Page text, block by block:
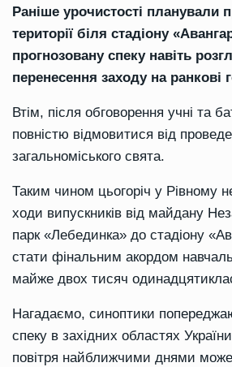
Раніше урочистості планували
території біля стадіону
прогнозовану спеку навіть
перенесення заходу на ранкові
Втім, після обговорення учні та
повністю відмовитися від
загальноміського свята.
Таким чином цьогоріч у Рівному
ходи випускників від майдану
парк «Лебединка» до стадіону
стати фінальним акордом
майже двох тисяч
Нагадаємо, синоптики
спеку в західних областях
повітря найближчими днями